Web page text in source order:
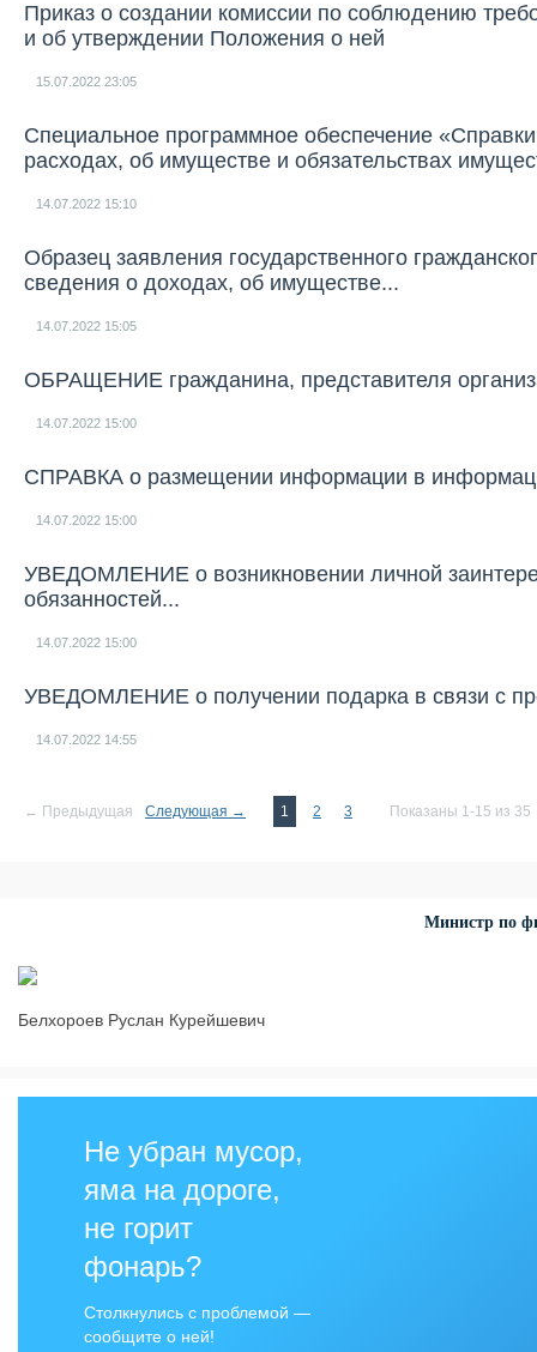
Приказ о создании комиссии по соблюдению
и об утверждении Положения о ней
15.07.2022 23:05
Специальное программное обеспечение
расходах, об имуществе и обязательствах
14.07.2022 15:10
Образец заявления государственного
сведения о доходах, об имуществе...
14.07.2022 15:05
ОБРАЩЕНИЕ гражданина, представителя
14.07.2022 15:00
СПРАВКА о размещении информации в
14.07.2022 15:00
УВЕДОМЛЕНИЕ о возникновении личной
обязанностей...
14.07.2022 15:00
УВЕДОМЛЕНИЕ о получении подарка в связи с
14.07.2022 14:55
← Предыдущая Следующая → 1 2 3 Показаны 1-15 из 35
Министр по
Белхороев Руслан Курейшевич
Не убран мусор,
яма на дороге,
не горит
фонарь?
Столкнулись с проблемой —
сообщите о ней!